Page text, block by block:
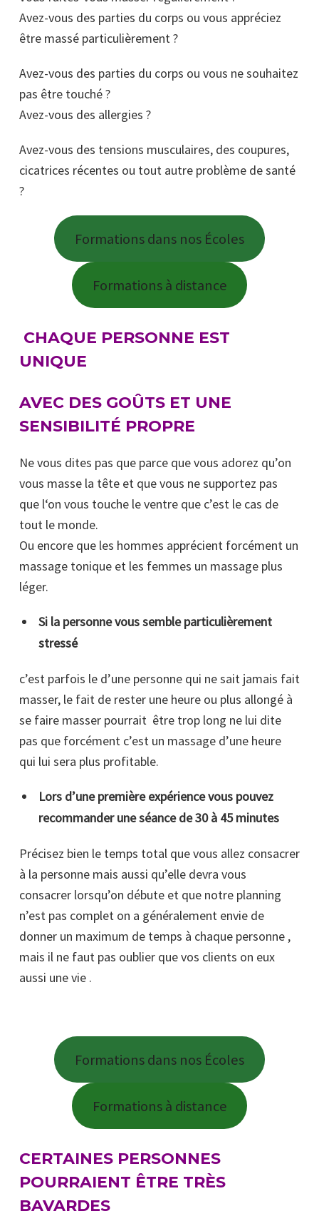
Avez-vous des parties du corps ou vous appréciez
être massé particulièrement ?
Avez-vous des parties du corps ou vous ne souhaitez
pas être touché ?
Avez-vous des allergies ?
Avez-vous des tensions musculaires, des coupures,
cicatrices récentes ou tout autre problème de santé
?
Formations dans nos Écoles
Formations à distance
CHAQUE PERSONNE EST
UNIQUE
AVEC DES GOÛTS ET UNE
SENSIBILITÉ PROPRE
Ne vous dites pas que parce que vous adorez qu’on
vous masse la tête et que vous ne supportez pas
que l‘on vous touche le ventre que c’est le cas de
tout le monde.
Ou encore que les hommes apprécient forcément un
massage tonique et les femmes un massage plus
léger.
Si la personne vous semble particulièrement
stressé
c’est parfois le d’une personne qui ne sait jamais fait
masser, le fait de rester une heure ou plus allongé à
se faire masser pourrait être trop long ne lui dite
pas que forcément c’est un massage d’une heure
qui lui sera plus profitable.
Lors d’une première expérience vous pouvez
recommander une séance de 30 à 45 minutes
Précisez bien le temps total que vous allez consacrer
à la personne mais aussi qu’elle devra vous
consacrer lorsqu’on débute et que notre planning
n’est pas complet on a généralement envie de
donner un maximum de temps à chaque personne ,
mais il ne faut pas oublier que vos clients on eux
aussi une vie .
Formations dans nos Écoles
Formations à distance
CERTAINES PERSONNES
POURRAIENT ÊTRE TRÈS
BAVARDES